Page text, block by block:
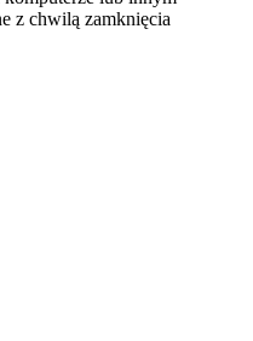
z chwilą zamknięcia